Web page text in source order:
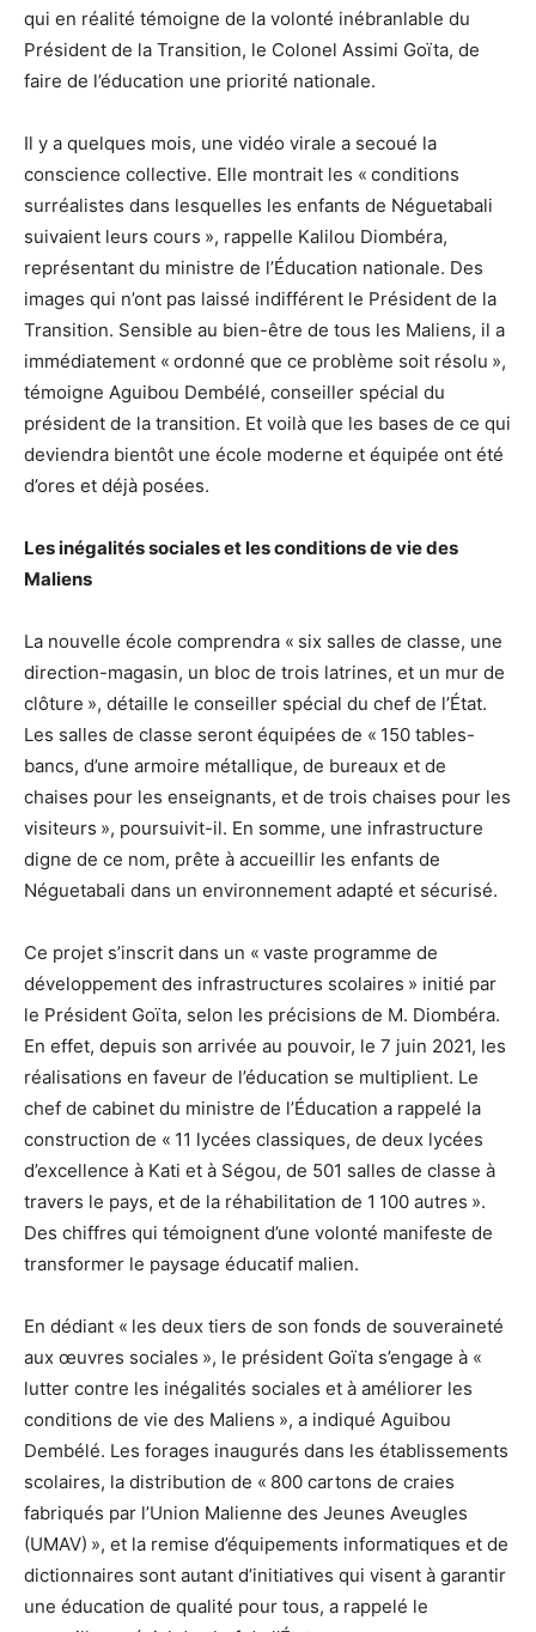
qui en réalité témoigne de la volonté inébranlable du
Président de la Transition, le Colonel Assimi Goïta, de
faire de l’éducation une priorité nationale.
Il y a quelques mois, une vidéo virale a secoué la
conscience collective. Elle montrait les « conditions
surréalistes dans lesquelles les enfants de Néguetabali
suivaient leurs cours », rappelle Kalilou Diombéra,
représentant du ministre de l’Éducation nationale. Des
images qui n’ont pas laissé indifférent le Président de la
Transition. Sensible au bien-être de tous les Maliens, il a
immédiatement « ordonné que ce problème soit résolu »,
témoigne Aguibou Dembélé, conseiller spécial du
président de la transition. Et voilà que les bases de ce qui
deviendra bientôt une école moderne et équipée ont été
d’ores et déjà posées.
Les inégalités sociales et les conditions de vie des
Maliens
La nouvelle école comprendra « six salles de classe, une
direction-magasin, un bloc de trois latrines, et un mur de
clôture », détaille le conseiller spécial du chef de l’État.
Les salles de classe seront équipées de « 150 tables-
bancs, d’une armoire métallique, de bureaux et de
chaises pour les enseignants, et de trois chaises pour les
visiteurs », poursuivit-il. En somme, une infrastructure
digne de ce nom, prête à accueillir les enfants de
Néguetabali dans un environnement adapté et sécurisé.
Ce projet s’inscrit dans un « vaste programme de
développement des infrastructures scolaires » initié par
le Président Goïta, selon les précisions de M. Diombéra.
En effet, depuis son arrivée au pouvoir, le 7 juin 2021, les
réalisations en faveur de l’éducation se multiplient. Le
chef de cabinet du ministre de l’Éducation a rappelé la
construction de « 11 lycées classiques, de deux lycées
d’excellence à Kati et à Ségou, de 501 salles de classe à
travers le pays, et de la réhabilitation de 1 100 autres ».
Des chiffres qui témoignent d’une volonté manifeste de
transformer le paysage éducatif malien.
En dédiant « les deux tiers de son fonds de souveraineté
aux œuvres sociales », le président Goïta s’engage à «
lutter contre les inégalités sociales et à améliorer les
conditions de vie des Maliens », a indiqué Aguibou
Dembélé. Les forages inaugurés dans les établissements
scolaires, la distribution de « 800 cartons de craies
fabriqués par l’Union Malienne des Jeunes Aveugles
(UMAV) », et la remise d’équipements informatiques et de
dictionnaires sont autant d’initiatives qui visent à garantir
une éducation de qualité pour tous, a rappelé le